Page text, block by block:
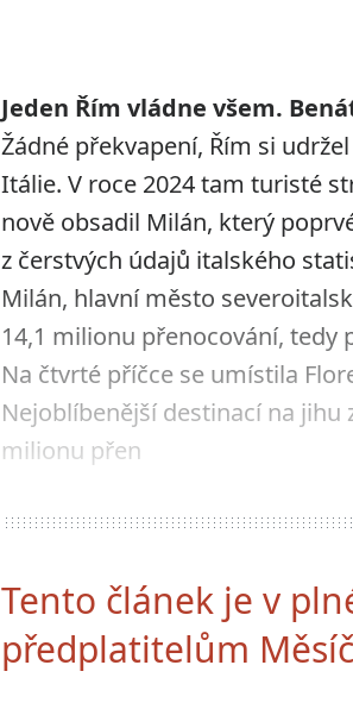
Jeden Řím vládne všem.
Žádné překvapení, Řím si
Itálie. V roce 2024 tam turisté
nově obsadil Milán, který
z čerstvých údajů italského
Milán, hlavní město
14,1 milionu přenocování, tedy
Na čtvrté příčce se umístila
Nejoblíbenější destinací na jihu
milionu přen
Tento článek je v
předplatitelům